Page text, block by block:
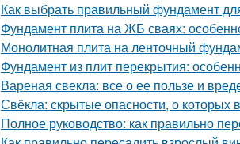
Как выбрать правильный фундамент
Фундамент плита на ЖБ сваях:
Монолитная плита на ленточный
Фундамент из плит перекрытия:
Вареная свекла: все о ее пользе и
Свёкла: скрытые опасности, о которых
Полное руководство: как правильно